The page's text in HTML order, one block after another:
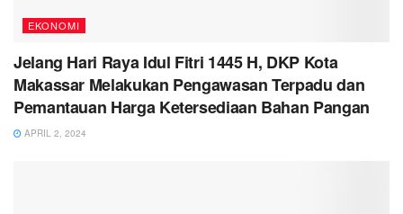
EKONOMI
Jelang Hari Raya Idul Fitri 1445 H, DKP Kota
Makassar Melakukan Pengawasan Terpadu dan
Pemantauan Harga Ketersediaan Bahan Pangan
APRIL 2, 2024